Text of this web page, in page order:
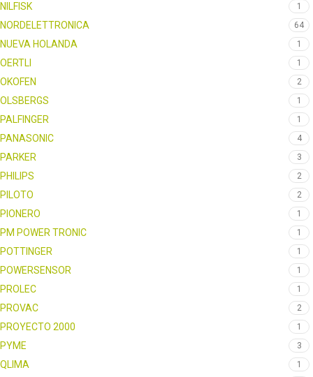
NILFISK 1
NORDELETTRONICA 64
NUEVA HOLANDA 1
OERTLI 1
OKOFEN 2
OLSBERGS 1
PALFINGER 1
PANASONIC 4
PARKER 3
PHILIPS 2
PILOTO 2
PIONERO 1
PM POWER TRONIC 1
POTTINGER 1
POWERSENSOR 1
PROLEC 1
PROVAC 2
PROYECTO 2000 1
PYME 3
QLIMA 1